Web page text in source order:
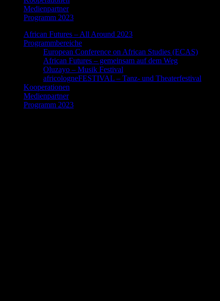
Medienpartner
Programm 2023
African Futures – All Around 2023
Programmbereiche
European Conference on African Studies (ECAS)
African Futures – gemeinsam auf dem Weg
Oluzayo – Musik Festival
africologneFESTIVAL – Tanz- und Theaterfestival
Kooperationen
Medienpartner
Programm 2023